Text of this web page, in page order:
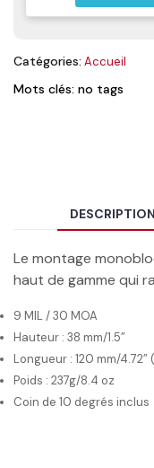
Catégories: Accueil
Mots clés: no tags
DESCRIPTION
Le montage
haut de gamme qui
9 MIL / 30 MOA
Hauteur : 38 mm/1.5”
Longueur : 120 mm/4.72”
Poids : 237g/8.4 oz
Coin de 10 degrés inclus